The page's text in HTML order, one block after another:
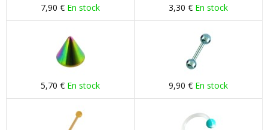
7,90 € En stock 3,30 € En stock
5,70 € En stock 9,90 € En stock